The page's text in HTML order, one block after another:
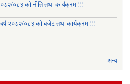
०८३ को नीति तथा कार्यक्रम !!!
२०८२/०८३ को बजेट तथा कार्यक्रम !!!
अन्य